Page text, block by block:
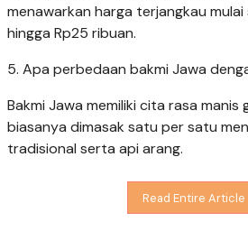
menawarkan harga terjangkau mulai
hingga Rp25 ribuan.
5. Apa perbedaan bakmi Jawa
Bakmi Jawa memiliki cita rasa manis
biasanya dimasak satu per satu
tradisional serta api arang.
Read Entire Article